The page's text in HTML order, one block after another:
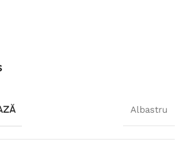
Albastru